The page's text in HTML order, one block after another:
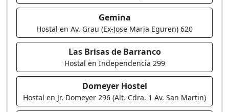
Gemina
Hostal en Av. Grau (Ex-Jose Maria Eguren) 620
Las Brisas de Barranco
Hostal en Independencia 299
Domeyer Hostel
Hostal en Jr. Domeyer 296 (Alt. Cdra. 1 Av. San Martin)